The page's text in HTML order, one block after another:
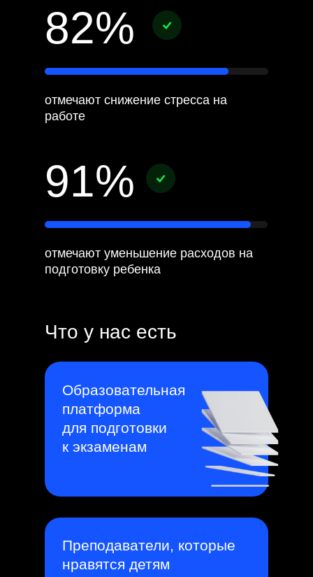
82%
отмечают снижение стресса на
работе
91%
отмечают уменьшение расходов на
подготовку ребенка
Образовательная
платформа
для подготовки
к экзаменам
Преподаватели, которые
нравятся детям
Что у нас есть